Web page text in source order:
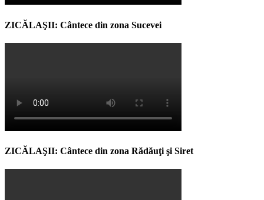
ZICĂLAŞII: Cântece din zona Sucevei
ZICĂLAŞII: Cântece din zona Rădăuţi şi Siret